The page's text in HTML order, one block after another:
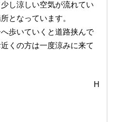
し涼しい空気が流れてい
となっています。
歩いていくと道路挟んで
くの方は一度涼みに来て
H